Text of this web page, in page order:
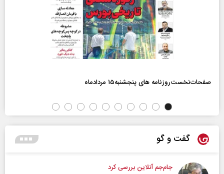
صفحات‌نخست‌روزنامه ها‌ی پنجشنبه‌۱۵ مردادماه
گفت و گو
جام‌جم آنلاین بررسی کرد